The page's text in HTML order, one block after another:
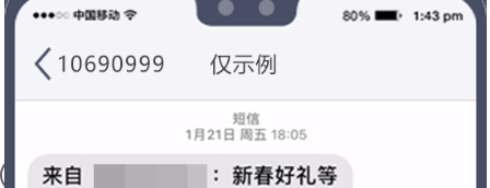
游戏娱乐